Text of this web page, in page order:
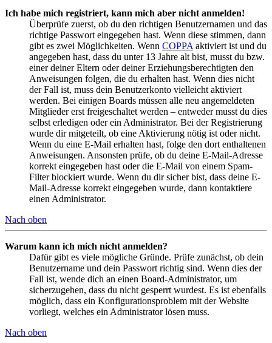
Ich habe mich registriert, kann mich aber nicht anmelden!
Überprüfe zuerst, ob du den richtigen Benutzernamen und das
richtige Passwort eingegeben hast. Wenn diese stimmen, dann
gibt es zwei Möglichkeiten. Wenn COPPA aktiviert ist und du
angegeben hast, dass du unter 13 Jahre alt bist, musst du bzw.
einer deiner Eltern oder deiner Erziehungsberechtigten den
Anweisungen folgen, die du erhalten hast. Wenn dies nicht
der Fall ist, muss dein Benutzerkonto vielleicht aktiviert
werden. Bei einigen Boards müssen alle neu angemeldeten
Mitglieder erst freigeschaltet werden – entweder musst du dies
selbst erledigen oder ein Administrator. Bei der Registrierung
wurde dir mitgeteilt, ob eine Aktivierung nötig ist oder nicht.
Wenn du eine E-Mail erhalten hast, folge den dort enthaltenen
Anweisungen. Ansonsten prüfe, ob du deine E-Mail-Adresse
korrekt eingegeben hast oder die E-Mail von einem Spam-
Filter blockiert wurde. Wenn du dir sicher bist, dass deine E-
Mail-Adresse korrekt eingegeben wurde, dann kontaktiere
einen Administrator.
Nach oben
Warum kann ich mich nicht anmelden?
Dafür gibt es viele mögliche Gründe. Prüfe zunächst, ob dein
Benutzername und dein Passwort richtig sind. Wenn dies der
Fall ist, wende dich an einen Board-Administrator, um
sicherzugehen, dass du nicht gesperrt wurdest. Es ist ebenfalls
möglich, dass ein Konfigurationsproblem mit der Website
vorliegt, welches ein Administrator lösen muss.
Nach oben